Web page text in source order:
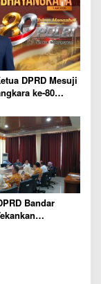
DPRD Mesuji
ke-80
Bandar